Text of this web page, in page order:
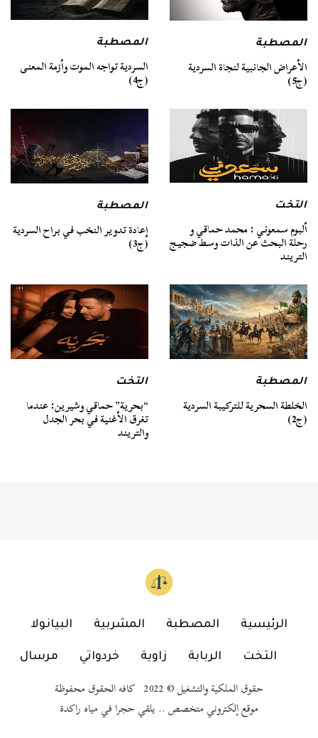
المصطبة
الأعراض الجانبية لنجاة السردية
(ج5)
المصطبة
السردية تواجه الموت وأزمة المعنى
(ج4)
التخت
ألبوم سمعوني : محمد حماقي و
رحلة البحث عن الذات وسط ضجيج
التريند
المصطبة
إعادة تدوير النخب في براح السردية
(ج3)
المصطبة
الخلطة السحرية للتركيبة السردية
(ج2)
التخت
“بحرية” حماقي وشيرين: عندما
تغرق الأغنية في بحر الجدل
والتريند
الرئيسية المصطبة المشربية البيانولا
التخت الربابة زاوية خردواتي مرسال
حقوق الملكية والتشغيل © 2022 كافه الحقوق محفوظة
موقع إلكتروني متخصص .. يلقي حجرا في مياه راكدة